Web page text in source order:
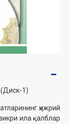
(Диск-1)
ҳижрий
ила қалблар